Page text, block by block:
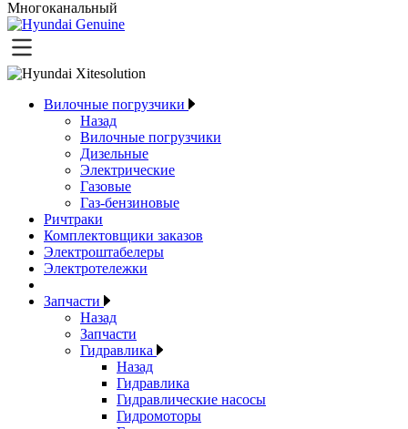
Многоканальный
Вилочные погрузчики
Назад
Вилочные погрузчики
Дизельные
Электрические
Газовые
Газ-бензиновые
Ричтраки
Комплектовщики заказов
Электроштабелеры
Электротележки
Запчасти
Назад
Запчасти
Гидравлика
Назад
Гидравлика
Гидравлические насосы
Гидромоторы